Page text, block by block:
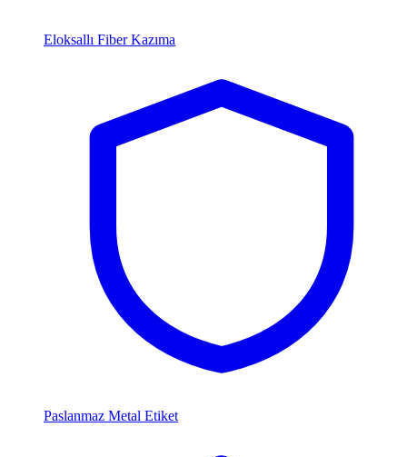
Eloksallı Fiber Kazıma
Paslanmaz Metal Etiket